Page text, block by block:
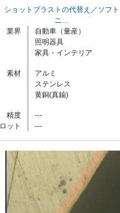
ショットブラストの代替え／ソフト
ニ…
業界
自動車（量産）
照明器具
家具・インテリア
素材
アルミ
ステンレス
黄銅(真鍮)
精度
---
ロット
---